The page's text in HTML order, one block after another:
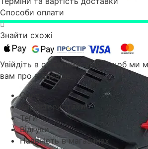
Способи оплати
Знайти схожі
Увійдіть в обліковий запис, щоб ми
вам про відповідь
Опис
Характеристики
Теги
Відгуки
Наявність в магазинах